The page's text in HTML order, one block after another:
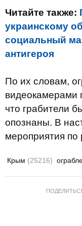
Читайте также:
украинскому
социальный
антигероя
По их словам,
видеокамерами
что грабители
опознаны. В
мероприятия по
Крым (25216)